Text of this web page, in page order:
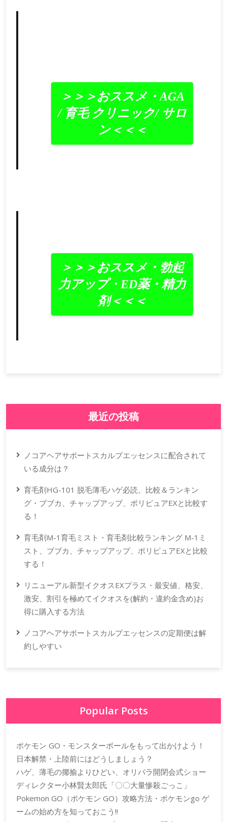
＞＞＞おススメ・AGA
/ 育毛 クリニック/ サロ
ン＜＜＜
＞＞＞おススメ・勃起
力アップ・ED薬・精力
剤＜＜＜
最近の投稿
ノコアヘアサポートスカルプエッセンスに配合されて
いる成分は？
育毛剤HG-101 脱毛薄毛ハゲ必読、比較＆ランキン
グ・ブブカ、チャップアップ、ポリピュアEXと比較す
る！
育毛剤M-1育毛ミスト・育毛剤比較ランキング M-1ミ
スト、ブブカ、チャップアップ、ポリピュアEXと比較
する！
リニューアル新型イクオスEXプラス・最安値、格安、
激安、割引を極めてイクオスを(解約・違約金含め)お
得に購入する方法
ノコアヘアサポートスカルプエッセンスの定期便は解
約しやすい
Popular Posts
ポケモン GO・モンスターボールをもって出かけよう！
日本解禁・上陸前にはどうしましょう？
ハゲ、薄毛の揶揄よりひどい、オリパラ開閉会式ショー
ディレクター小林賢太郎氏「〇〇大量惨殺ごっこ」
Pokemon GO（ポケモン GO）攻略方法・ポケモンgo ゲ
ームの始め方を知っておこう!!